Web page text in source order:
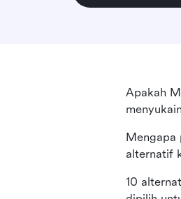
Apakah
Mengapa
alternatif
10